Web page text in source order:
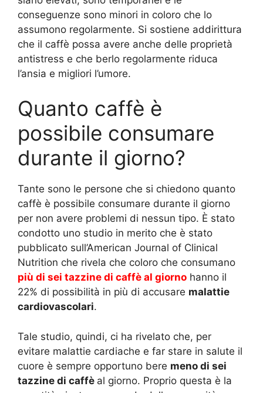
conseguenze sono minori in coloro che lo
assumono regolarmente. Si sostiene addirittura
che il caffè possa avere anche delle proprietà
antistress e che berlo regolarmente riduca
l’ansia e migliori l’umore.
Quanto caffè è
possibile consumare
durante il giorno?
Tante sono le persone che si chiedono quanto
caffè è possibile consumare durante il giorno
per non avere problemi di nessun tipo. È stato
condotto uno studio in merito che è stato
pubblicato sull’American Journal of Clinical
Nutrition che rivela che coloro che consumano
più di sei tazzine di caffè al giorno hanno il
22% di possibilità in più di accusare malattie
cardiovascolari.
Tale studio, quindi, ci ha rivelato che, per
evitare malattie cardiache e far stare in salute il
cuore è sempre opportuno bere meno di sei
tazzine di caffè al giorno. Proprio questa è la